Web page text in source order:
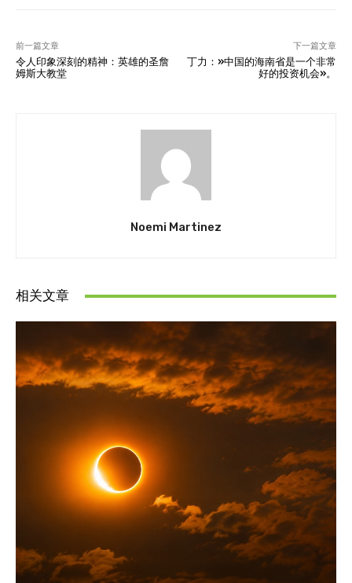
前一篇文章
令人印象深刻的精神：英雄的圣詹
姆斯大教堂
下一篇文章
丁力：»中国的海南省是一个非常
好的投资机会»。
Noemi Martinez
相关文章